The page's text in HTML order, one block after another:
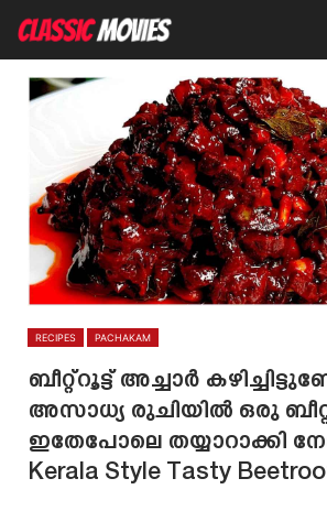
RECIPES PACHAKAM
ബീറ്റ്റൂട്ട് അച്ചാർ
അസാധ്യ രുചിയിൽ ഒരു
ഇതേപോലെ തയ്യാറാക്കി
Kerala Style Tasty